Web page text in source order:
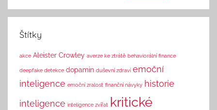
Štítky
akce Aleister Crowley averze ke ztrátě behaviorální finance
deepfake detekce dopamin duševní zdraví emoční
inteligence emoční zralost finanční návyky historie
inteligence inteligence zvířat kritické